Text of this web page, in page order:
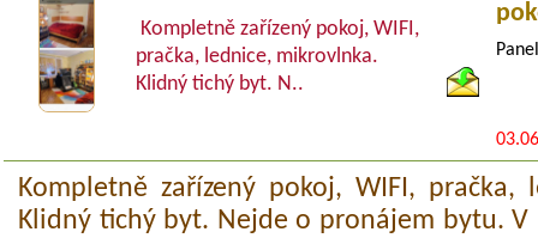
Kompletně zařízený pokoj, WIFI,
pračka, lednice, mikrovlnka.
Klidný tichý byt. N..
Kompletně zařízený pokoj, WIFI, pračka,
Klidný tichý byt. Nejde o pronájem bytu.